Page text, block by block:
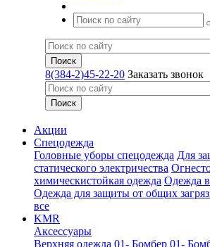
8(384-2)45-22-20 Заказать звонок
Акции
Спецодежда
Головные уборы спецодежда Для
статического электричества
химическистойкая одежда Одежда
Одежда для защиты от общих
все
KMR
Аксессуары
Верхняя одежда 01- Бомбер 01-